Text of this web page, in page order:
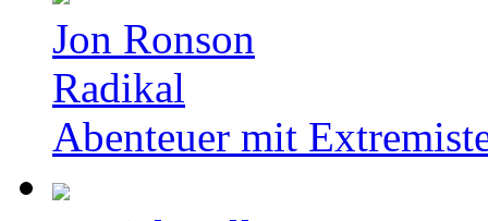
Jon Ronson
Radikal
Abenteuer mit